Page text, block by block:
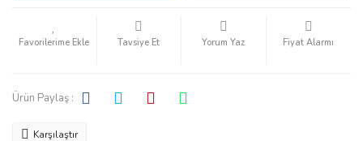
Tavsiye Et Yorum Yaz Fiyat Alarmı
Ürün Paylaş :
Karşılaştır